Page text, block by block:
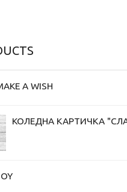
A WISH
КОЛЕДНА КАРТИЧКА